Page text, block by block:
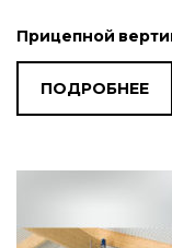
Прицепной
ПОДРОБНЕЕ